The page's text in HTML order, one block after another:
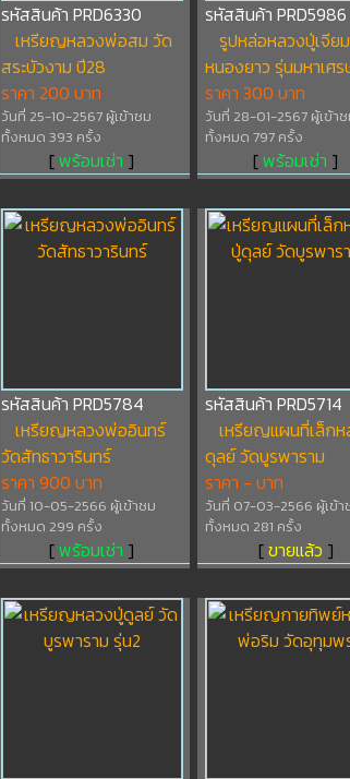
รหัสสินค้า PRD6330
เหรียญหลวงพ่อสม วัด
สระบัวงาม ปี28
ราคา 200 บาท
วันที่ 25-10-2567 ผู้เข้าชม
ทั้งหมด 393 ครั้ง
[พร้อมเช่า ]
รหัสสินค้า PRD5986
รูปหล่อหลวงปู่เจีย
หนองยาว รุ่นมหาเศ
ราคา 300 บาท
วันที่ 28-01-2567 ผู้เข้า
ทั้งหมด 797 ครั้ง
[พร้อมเช่า ]
รหัสสินค้า PRD5784
เหรียญหลวงพ่ออินทร์
วัดสัทธาวารินทร์
ราคา 900 บาท
วันที่ 10-05-2566 ผู้เข้าชม
ทั้งหมด 299 ครั้ง
[พร้อมเช่า ]
รหัสสินค้า PRD5714
เหรียญแผนที่เล็กห
ดุลย์ วัดบูรพาราม
ราคา - บาท
วันที่ 07-03-2566 ผู้เข้า
ทั้งหมด 281 ครั้ง
[ขายแล้ว ]